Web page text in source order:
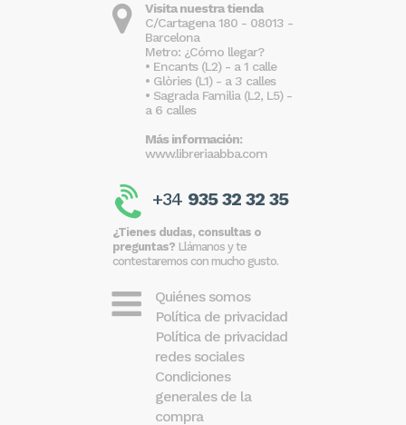
Visita nuestra tienda
C/Cartagena 180 - 08013 -
Barcelona
Metro: ¿Cómo llegar?
• Encants (L2) - a 1 calle
• Glòries (L1) - a 3 calles
• Sagrada Familia (L2, L5) -
a 6 calles
Más información:
www.libreriaabba.com
+34 935 32 32 35
¿Tienes dudas, consultas o
preguntas? Llámanos y te
contestaremos con mucho gusto.
Quiénes somos
Política de privacidad
Política de privacidad
redes sociales
Condiciones
generales de la
compra